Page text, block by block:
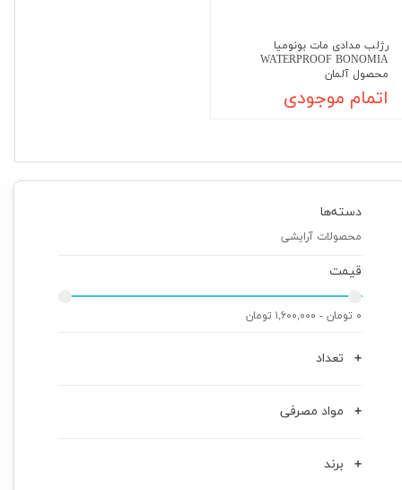
دسته‌ها
محصولات آرایشی
قیمت
۰ تومان - ۱,۶۰۰,۰۰۰ تومان
تعداد
مواد مصرفی
برند
رژلب مدادی مات بونومیا
WATERPROOF BONOMIA
محصول آلمان
اتمام موجودی